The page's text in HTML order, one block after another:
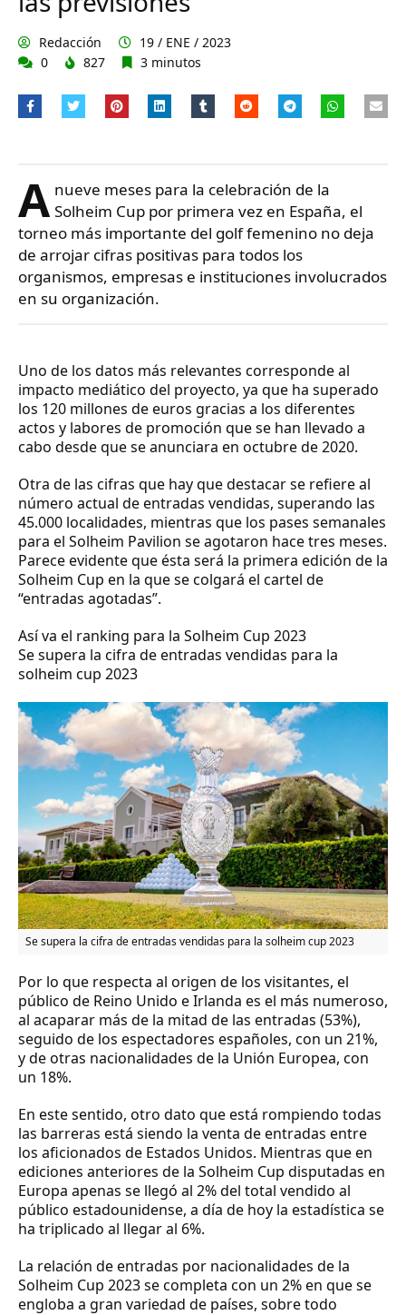
Redacción
19 / ENE / 2023
0
827 3 minutos
A nueve meses para la celebración de la
Solheim Cup por primera vez en España, el
torneo más importante del golf femenino no deja
de arrojar cifras positivas para todos los
organismos, empresas e instituciones involucrados
en su organización.
Uno de los datos más relevantes corresponde al
impacto mediático del proyecto, ya que ha superado
los 120 millones de euros gracias a los diferentes
actos y labores de promoción que se han llevado a
cabo desde que se anunciara en octubre de 2020.
Otra de las cifras que hay que destacar se refiere al
número actual de entradas vendidas, superando las
45.000 localidades, mientras que los pases semanales
para el Solheim Pavilion se agotaron hace tres meses.
Parece evidente que ésta será la primera edición de la
Solheim Cup en la que se colgará el cartel de
“entradas agotadas”.
Así va el ranking para la Solheim Cup 2023
Se supera la cifra de entradas vendidas para la
solheim cup 2023
Se supera la cifra de entradas vendidas para la solheim cup 2023
Por lo que respecta al origen de los visitantes, el
público de Reino Unido e Irlanda es el más numeroso,
al acaparar más de la mitad de las entradas (53%),
seguido de los espectadores españoles, con un 21%,
y de otras nacionalidades de la Unión Europea, con
un 18%.
En este sentido, otro dato que está rompiendo todas
las barreras está siendo la venta de entradas entre
los aficionados de Estados Unidos. Mientras que en
ediciones anteriores de la Solheim Cup disputadas en
Europa apenas se llegó al 2% del total vendido al
público estadounidense, a día de hoy la estadística se
ha triplicado al llegar al 6%.
La relación de entradas por nacionalidades de la
Solheim Cup 2023 se completa con un 2% en que se
engloba a gran variedad de países, sobre todo